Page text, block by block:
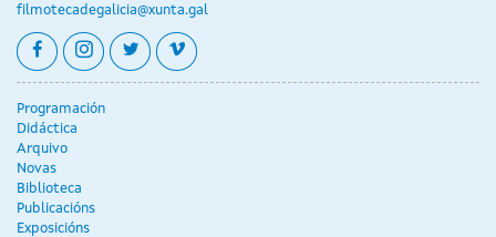
filmotecadegalicia@xunta.gal
facebookinstagram
twittervimeo
Programación
Didáctica
Arquivo
Novas
Biblioteca
Publicacións
Exposicións